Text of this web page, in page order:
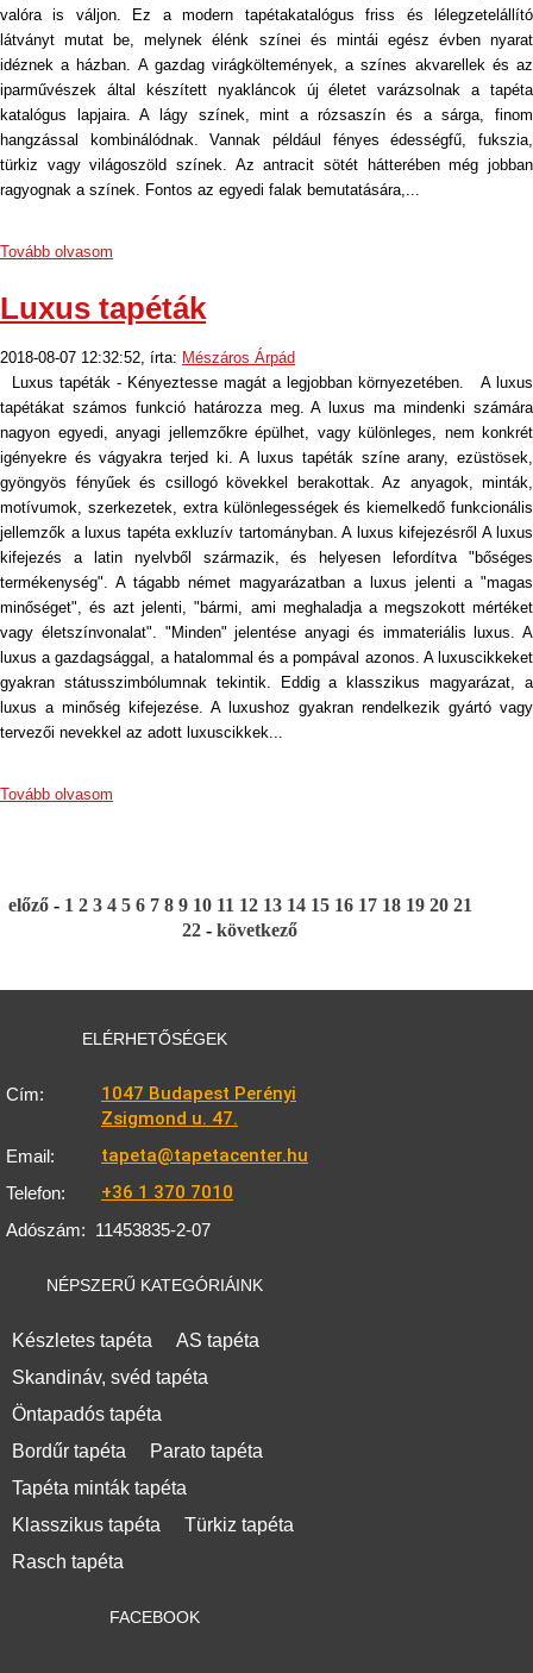
valóra is váljon. Ez a modern tapétakatalógus friss és lélegzetelállító
látványt mutat be, melynek élénk színei és mintái egész évben nyarat
idéznek a házban. A gazdag virágköltemények, a színes akvarellek és az
iparművészek által készített nyakláncok új életet varázsolnak a tapéta
katalógus lapjaira. A lágy színek, mint a rózsaszín és a sárga, finom
hangzással kombinálódnak. Vannak például fényes édességfű, fukszia,
türkiz vagy világoszöld színek. Az antracit sötét hátterében még jobban
ragyognak a színek. Fontos az egyedi falak bemutatására,...
Tovább olvasom
Luxus tapéták
2018-08-07 12:32:52, írta: Mészáros Árpád
Luxus tapéták - Kényeztesse magát a legjobban környezetében. A luxus
tapétákat számos funkció határozza meg. A luxus ma mindenki számára
nagyon egyedi, anyagi jellemzőkre épülhet, vagy különleges, nem konkrét
igényekre és vágyakra terjed ki. A luxus tapéták színe arany, ezüstösek,
gyöngyös fényűek és csillogó kövekkel berakottak. Az anyagok, minták,
motívumok, szerkezetek, extra különlegességek és kiemelkedő funkcionális
jellemzők a luxus tapéta exkluzív tartományban. A luxus kifejezésről A luxus
kifejezés a latin nyelvből származik, és helyesen lefordítva "bőséges
termékenység". A tágabb német magyarázatban a luxus jelenti a "magas
minőséget", és azt jelenti, "bármi, ami meghaladja a megszokott mértéket
vagy életszínvonalat". "Minden" jelentése anyagi és immateriális luxus. A
luxus a gazdagsággal, a hatalommal és a pompával azonos. A luxuscikkeket
gyakran státusszimbólumnak tekintik. Eddig a klasszikus magyarázat, a
luxus a minőség kifejezése. A luxushoz gyakran rendelkezik gyártó vagy
tervezői nevekkel az adott luxuscikkek...
Tovább olvasom
előző - 1 2 3 4 5 6 7 8 9 10 11 12 13 14 15 16 17 18 19 20 21
22-következő
ELÉRHETŐSÉGEK
Cím:
1047 Budapest Perényi
Zsigmond u. 47.
Email: tapeta@tapetacenter.hu
Telefon: +36 1 370 7010
Adószám: 11453835-2-07
NÉPSZERŰ KATEGÓRIÁINK
Készletes tapéta
AS tapéta
Skandináv, svéd tapéta
Öntapadós tapéta
Bordűr tapéta
Parato tapéta
Tapéta minták tapéta
Klasszikus tapéta
Türkiz tapéta
Rasch tapéta
FACEBOOK